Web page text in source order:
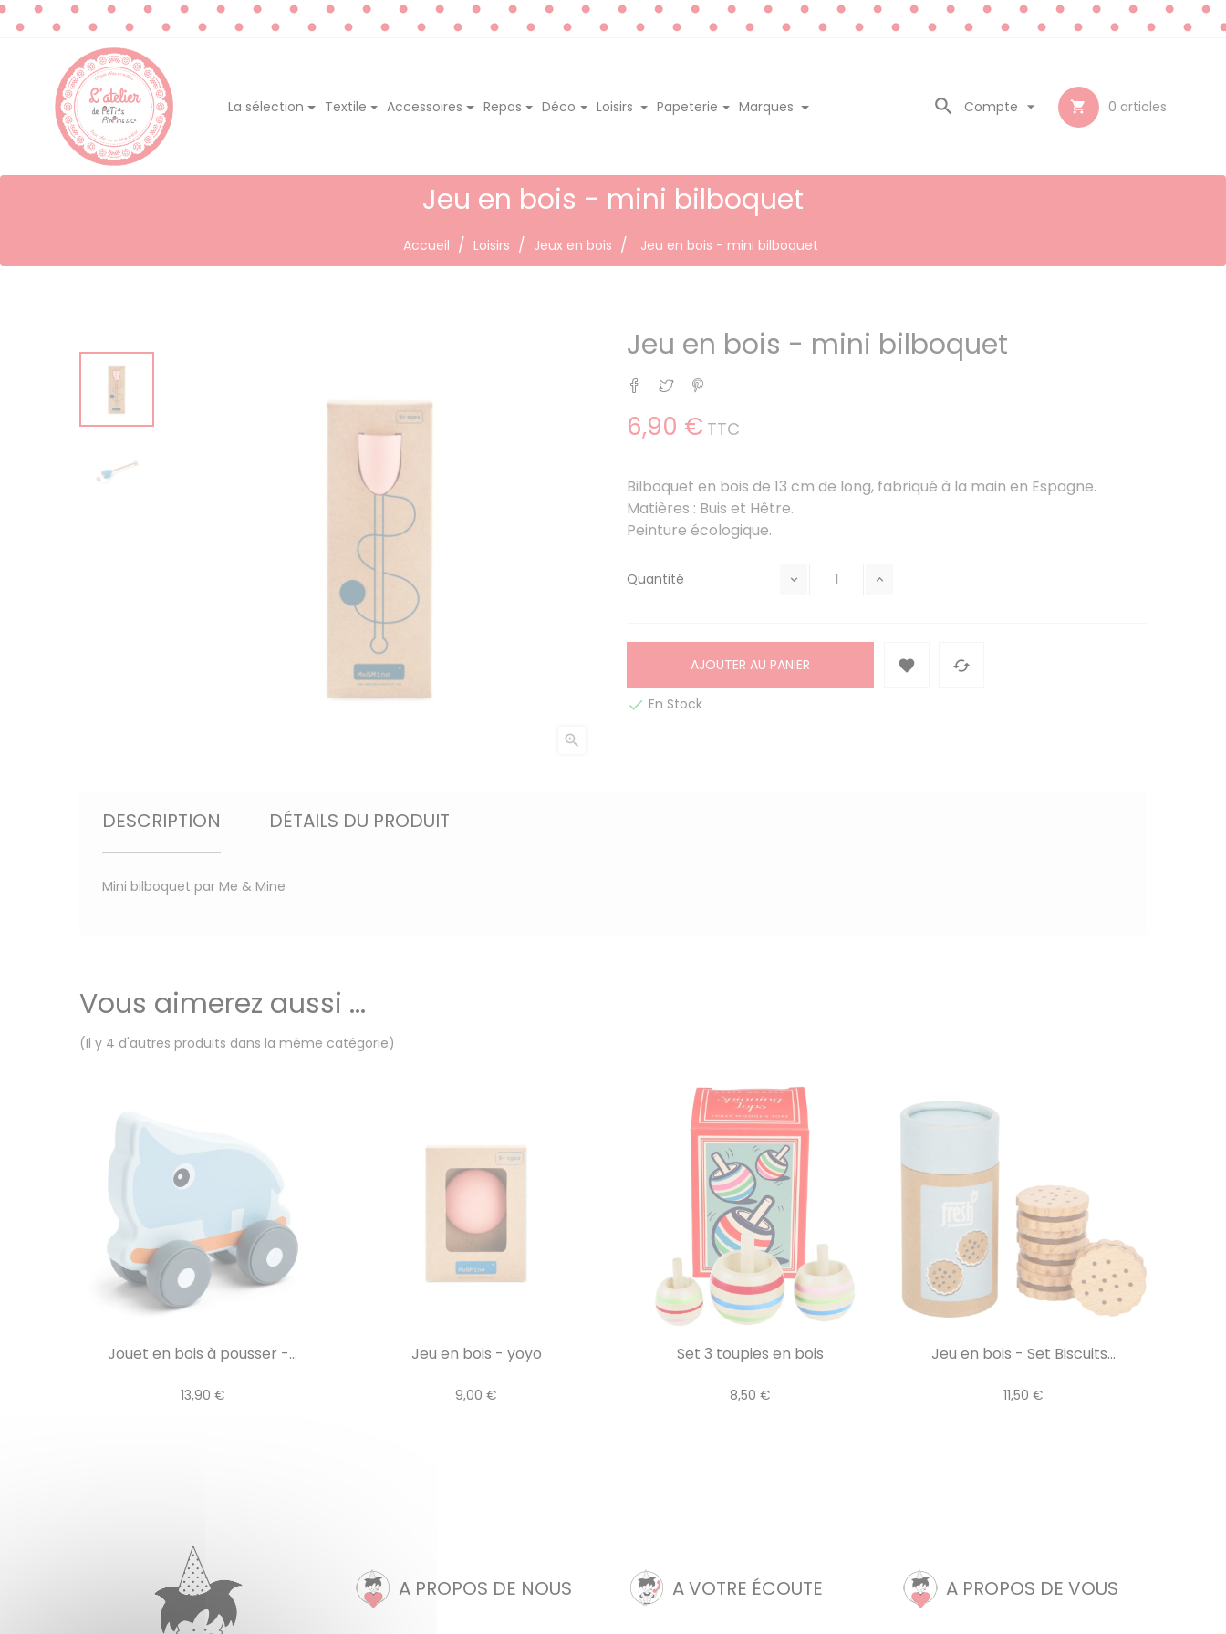
La sélection Textile Accessoires Repas Déco Loisirs Papeterie Marques  0 articles
Compte 

Jeu en bois - mini bilboquet
Accueil Loisirs Jeux en bois Jeu en bois - mini bilboquet

Jeu en bois - mini bilboquet
Partager
Tweet
6,90 € TTC
Bilboquet en bois de 13 cm de long, fabriqué à la main en Espagne.
Matières : Buis et Hêtre.
Peinture écologique.
Quantité
AJOUTER AU PANIER  
 En Stock
DESCRIPTION DÉTAILS DU PRODUIT
Mini bilboquet par Me & Mine
Vous aimerez aussi ...
(Il y 4 d'autres produits dans la même catégorie)
Jouet en bois à pousser -...
13,90 €
Jeu en bois - yoyo
9,00 €
Set 3 toupies en bois
8,50 €
Jeu en bois - Set Biscuits...
11,50 €
A PROPOS DE NOUS A VOTRE ÉCOUTE A PROPOS DE VOUS